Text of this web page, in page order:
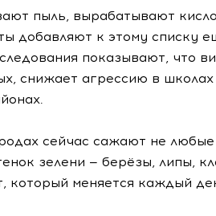
пыль, вырабатывают
добавляют к этому списку
показывают, что
снижает агрессию в
сейчас сажают не
зелени — берёзы, липы,
который меняется каждый